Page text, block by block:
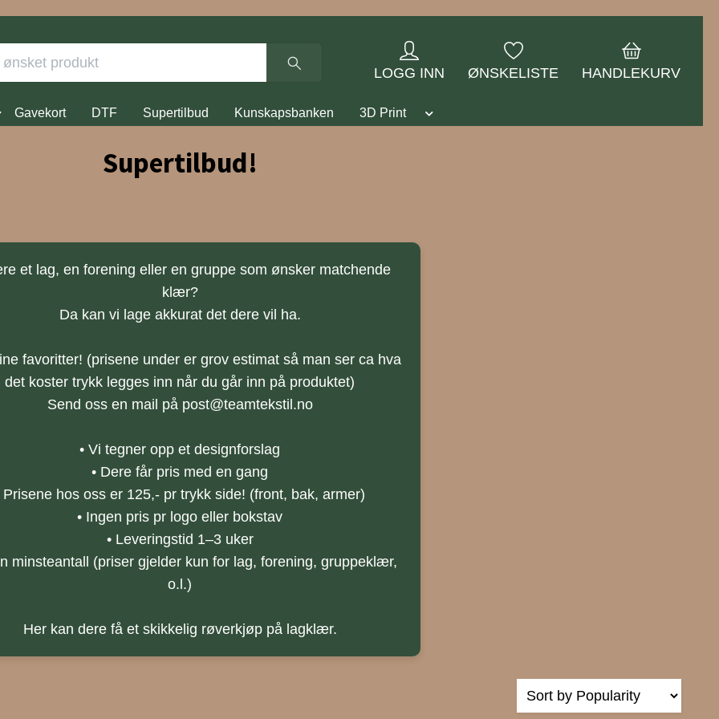
LOGG INN ØNSKELISTE HANDLEKURV
Gavekort DTF Supertilbud Kunskapsbanken 3D Print
Supertilbud!
et lag, en forening eller en gruppe som ønsker matchende
klær?
Da kan vi lage akkurat det dere vil ha.
favoritter! (prisene under er grov estimat så man ser ca hva
det koster trykk legges inn når du går inn på produktet)
Send oss en mail på post@teamtekstil.no
• Vi tegner opp et designforslag
• Dere får pris med en gang
Prisene hos oss er 125,- pr trykk side! (front, bak, armer)
• Ingen pris pr logo eller bokstav
• Leveringstid 1–3 uker
minsteantall (priser gjelder kun for lag, forening, gruppeklær,
o.l.)
Her kan dere få et skikkelig røverkjøp på lagklær.